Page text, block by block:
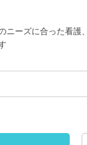
ニーズに合った看護